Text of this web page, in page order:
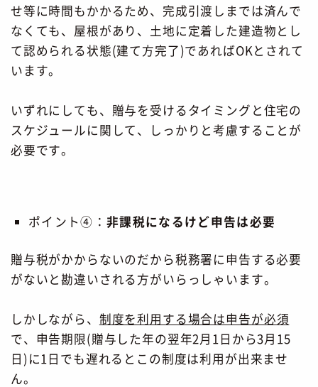
せ等に時間もかかるため、完成引渡しまでは済んで
なくても、屋根があり、土地に定着した建造物とし
て認められる状態(建て方完了)であればOKとされて
います。
いずれにしても、贈与を受けるタイミングと住宅の
スケジュールに関して、しっかりと考慮することが
必要です。
ポイント④：非課税になるけど申告は必要
贈与税がかからないのだから税務署に申告する必要
がないと勘違いされる方がいらっしゃいます。
しかしながら、 制度を利用する場合は申告が必須
で、申告期限(贈与した年の翌年2月1日から3月15
日)に1日でも遅れるとこの制度は利用が出来ませ
ん。